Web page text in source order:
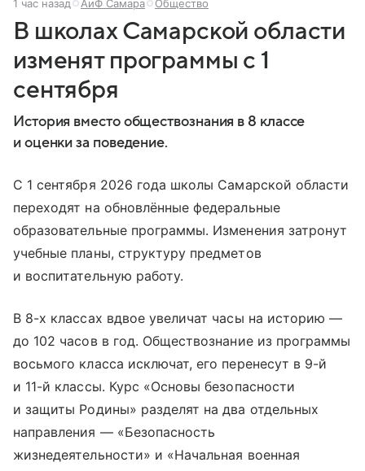
1 час назад АиФ Самара Общество
В школах Самарской области
изменят программы с 1
сентября
История вместо обществознания в 8 классе
и оценки за поведение.
С 1 сентября 2026 года школы Самарской области
переходят на обновлённые федеральные
образовательные программы. Изменения затронут
учебные планы, структуру предметов
и воспитательную работу.
В 8-х классах вдвое увеличат часы на историю —
до 102 часов в год. Обществознание из программы
восьмого класса исключат, его перенесут в 9-й
и 11-й классы. Курс «Основы безопасности
и защиты Родины» разделят на два отдельных
направления — «Безопасность
жизнедеятельности» и «Начальная военная